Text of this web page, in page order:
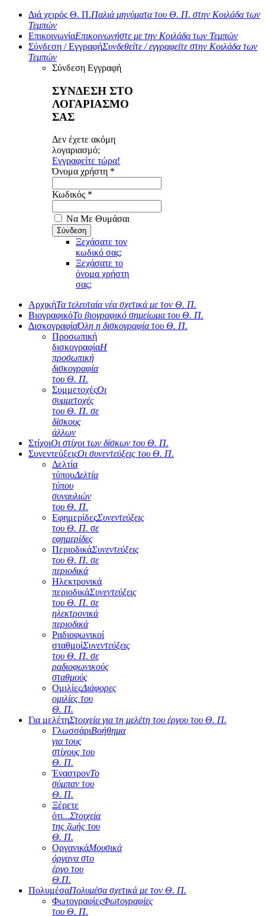
Διά χειρός Θ. Π.Παλιά μηνύματα του Θ. Π. στην Κοιλάδα των
Τεμπών
ΕπικοινωνίαΕπικοινωνήστε με την Κοιλάδα των Τεμπών
Σύνδεση / ΕγγραφήΣυνδεθείτε / εγγραφείτε στην Κοιλάδα των
Τεμπών
Σύνδεση Εγγραφή
ΣΥΝΔΕΣΗ ΣΤΟ
ΛΟΓΑΡΙΑΣΜΟ
ΣΑΣ
Δεν έχετε ακόμη
λογαριασμό;
Εγγραφείτε τώρα!
Όνομα χρήστη *
Κωδικός *
Να Με Θυμάσαι
Ξεχάσατε τον
κωδικό σας;
Ξεχάσατε το
όνομα χρήστη
σας;
ΑρχικήΤα τελευταία νέα σχετικά με τον Θ. Π.
ΒιογραφικόΤο βιογραφικό σημείωμα του Θ. Π.
ΔισκογραφίαΌλη η δισκογραφία του Θ. Π.
Προσωπική
δισκογραφίαΗ
προσωπική
δισκογραφία
του Θ. Π.
ΣυμμετοχέςΟι
συμμετοχές
του Θ. Π. σε
δίσκους
άλλων
ΣτίχοιΟι στίχοι των δίσκων του Θ. Π.
ΣυνεντεύξειςΟι συνεντεύξεις του Θ. Π.
Δελτία
τύπουΔελτία
τύπου
συναυλιών
του Θ. Π.
ΕφημερίδεςΣυνεντεύξεις
του Θ. Π. σε
εφημερίδες
ΠεριοδικάΣυνεντεύξεις
του Θ. Π. σε
περιοδικά
Ηλεκτρονικά
περιοδικάΣυνεντεύξεις
του Θ. Π. σε
ηλεκτρονικά
περιοδικά
Ραδιοφωνικοί
σταθμοίΣυνεντεύξεις
του Θ. Π. σε
ραδιοφωνικούς
σταθμούς
ΟμιλίεςΔιάφορες
ομιλίες του
Θ. Π.
Για μελέτηΣτοιχεία για τη μελέτη του έργου του Θ. Π.
ΓλωσσάριΒοήθημα
για τους
στίχους του
Θ. Π.
ΈναστρονΤο
σύμπαν του
Θ. Π.
Ξέρετε
ότι...Στοιχεία
της ζωής του
Θ. Π.
ΟργανικάΜουσικά
όργανα στο
έργο του
Θ.Π.
ΠολυμέσαΠολυμέσα σχετικά με τον Θ. Π.
ΦωτογραφίεςΦωτογραφίες
του Θ. Π.